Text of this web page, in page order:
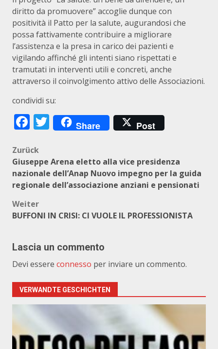
diritto da promuovere” accoglie dunque con
positività il Patto per la salute, augurandosi che
possa fattivamente contribuire a migliorare
l’assistenza e la presa in carico dei pazienti e
vigilando affinché gli intenti siano rispettati e
tramutati in interventi utili e concreti, anche
attraverso il coinvolgimento attivo delle Associazioni.
condividi su:
Facebook
Twitter
Share Post
Beitragsnavigation
Zurück
Giuseppe Arena eletto alla vice presidenza
nazionale dell’Anap Nuovo impegno per la guida
regionale dell’associazione anziani e pensionati
Weiter
BUFFONI IN CRISI: CI VUOLE IL PROFESSIONISTA
Lascia un commento
Devi essere connesso per inviare un commento.
VERWANDTE GESCHICHTEN